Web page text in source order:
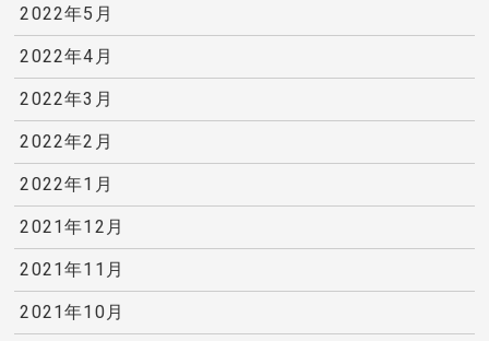
2022年5月
2022年4月
2022年3月
2022年2月
2022年1月
2021年12月
2021年11月
2021年10月